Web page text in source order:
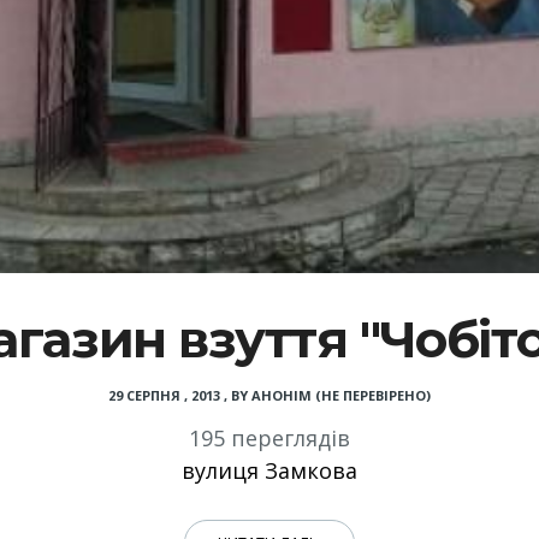
взуття
29 СЕРПНЯ , 2013 , BY АНОНІМ (НЕ ПЕРЕВІРЕНО)
195 переглядів
вулиця Замкова